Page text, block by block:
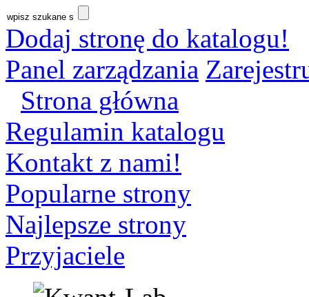
Dodaj stronę do katalogu!
Panel zarządzania
Strona główna
Regulamin katalogu
Kontakt z nami!
Popularne strony
Najlepsze strony
Przyjaciele